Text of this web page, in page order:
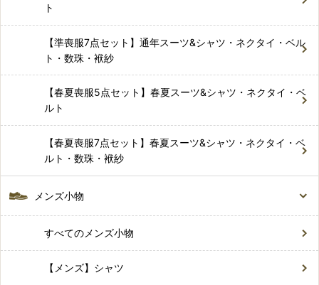
ト
【準喪服7点セット】通年スーツ&シャツ・ネクタイ・ベル
ト・数珠・袱紗
【春夏喪服5点セット】春夏スーツ&シャツ・ネクタイ・ベ
ルト
【春夏喪服7点セット】春夏スーツ&シャツ・ネクタイ・ベ
ルト・数珠・袱紗
メンズ小物
すべてのメンズ小物
【メンズ】シャツ